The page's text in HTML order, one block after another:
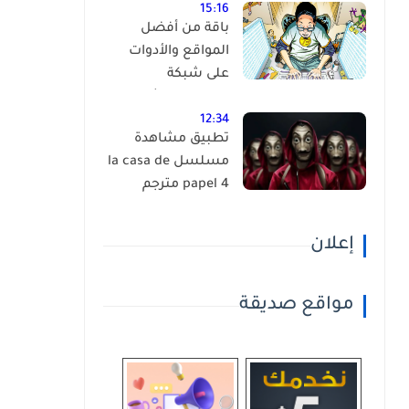
15:16
باقة من أفضل
المواقع والأدوات
على شبكة
بنفسك ! (أكثر من
90 موقع )
12:34
تطبيق مشاهدة
مسلسل la casa de
papel 4 مترجم
إعلان
مواقع صديقة